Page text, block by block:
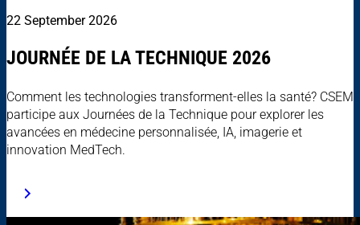
22 September 2026
JOURNÉE DE LA TECHNIQUE 2026
Comment les technologies transforment-elles la santé? CSEM
participe aux Journées de la Technique pour explorer les
avancées en médecine personnalisée, IA, imagerie et
innovation MedTech.